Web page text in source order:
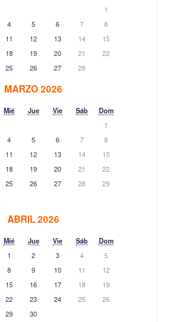
1
4 5 6 7
8
11 12 13 14
15
18 19 20 21
22
25 26 27 28
MARZO 2026
Mié Jue Vie Sáb
Dom
1
4 5 6 7
8
11 12 13 14
15
18 19 20 21
22
25 26 27 28
29
ABRIL 2026
Mié Jue Vie Sáb
Dom
1
2 3 4
5
8 9 10 11
12
15 16 17 18
19
22 23 24 25
26
29 30